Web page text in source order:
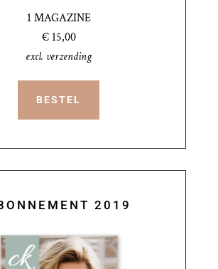
1 MAGAZINE
€ 15,00
excl. verzending
BESTEL
2019